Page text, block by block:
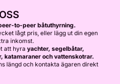
to-peer båtuthyrning.
lågt pris, eller lägg ut din egen
inkomst.
att hyra yachter, segelbåtar,
katamaraner och vattenskotrar.
längd och kontakta ägaren direkt